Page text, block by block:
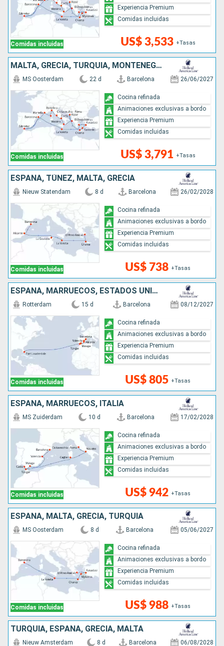
Comidas incluidas US$ 3,533 +Tasas
Experiencia Premium
Comidas incluidas
MALTA, GRECIA, TURQUÍA, MONTENEGRO, ITALIA, FRANCIA, ESPAÑA
Comidas incluidas
MS Oosterdam 22 d Barcelona 26/06/2027
US$ 3,791 +Tasas
Cocina refinada
Animaciones exclusivas a bordo
Experiencia Premium
Comidas incluidas
ESPAÑA, TÚNEZ, MALTA, GRECIA
Comidas incluidas
Nieuw Statendam 8 d Barcelona 26/02/2028
US$ 738 +Tasas
Cocina refinada
Animaciones exclusivas a bordo
Experiencia Premium
Comidas incluidas
ESPAÑA, MARRUECOS, ESTADOS UNIDOS
Comidas incluidas
Rotterdam 15 d Barcelona 08/12/2027
US$ 805 +Tasas
Cocina refinada
Animaciones exclusivas a bordo
Experiencia Premium
Comidas incluidas
ESPAÑA, MARRUECOS, ITALIA
Comidas incluidas
MS Zuiderdam 10 d Barcelona 17/02/2028
US$ 942 +Tasas
Cocina refinada
Animaciones exclusivas a bordo
Experiencia Premium
Comidas incluidas
ESPAÑA, MALTA, GRECIA, TURQUÍA
Comidas incluidas
MS Oosterdam 8 d Barcelona 05/06/2027
US$ 988 +Tasas
Cocina refinada
Animaciones exclusivas a bordo
Experiencia Premium
Comidas incluidas
TURQUÍA, ESPAÑA, GRECIA, MALTA
Nieuw Amsterdam 8 d Barcelona 06/08/2028